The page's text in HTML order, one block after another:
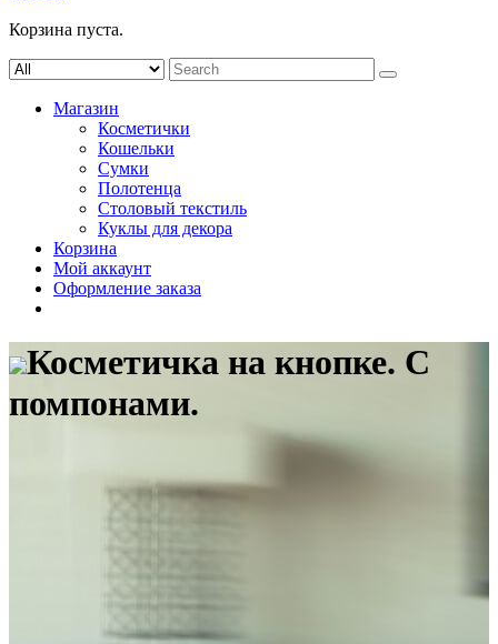
Корзина пуста.
Search
for:
Магазин
Косметички
Кошельки
Сумки
Полотенца
Столовый текстиль
Куклы для декора
Корзина
Мой аккаунт
Оформление заказа
Косметичка на кнопке. С
помпонами.